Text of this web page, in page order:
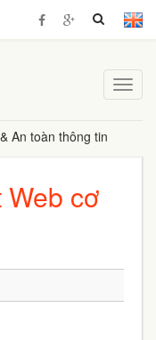
An toàn thông tin
cơ